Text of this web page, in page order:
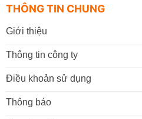
THÔNG TIN CHUNG
Giới thiệu
Thông tin công ty
Điều khoản sử dụng
Thông báo